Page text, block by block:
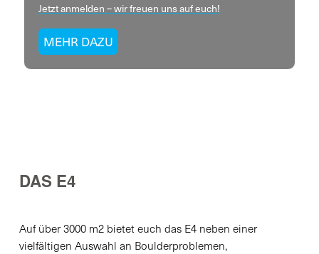
Jetzt anmelden – wir freuen uns auf euch!
MEHR DAZU
DAS E4
Auf über 3000 m2 bietet euch das E4 neben einer
vielfältigen Auswahl an Boulderproblemen,